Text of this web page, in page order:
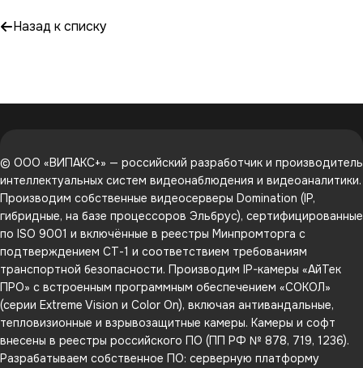
Назад к списку
© ООО «ВИПАКС+» — российский разработчик и производитель
интеллектуальных систем видеонаблюдения и видеоаналитики.
Производим собственные видеосерверы Domination (IP,
гибридные, на базе процессоров Эльбрус), сертифицированные
по ISO 9001 и включённые в реестры Минпромторга с
подтверждением СТ-1 и соответствием требованиям
транспортной безопасности. Производим IP-камеры «АйТек
ПРО» с встроенным программным обеспечением «СОКОЛ»
(серии Extreme Vision и Color On), включая антивандальные,
тепловизионные и взрывозащитные камеры. Камеры и софт
внесены в реестры российского ПО (ПП РФ № 878, 719, 1236).
Разрабатываем собственное ПО: серверную платформу